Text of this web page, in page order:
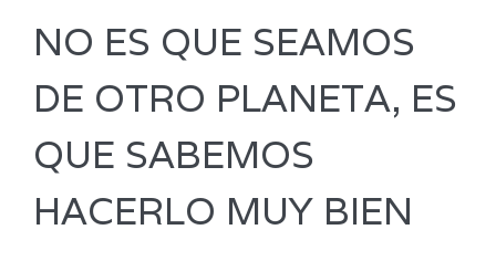
NO ES QUE SEAMOS
DE OTRO PLANETA, ES
QUE SABEMOS
HACERLO MUY BIEN